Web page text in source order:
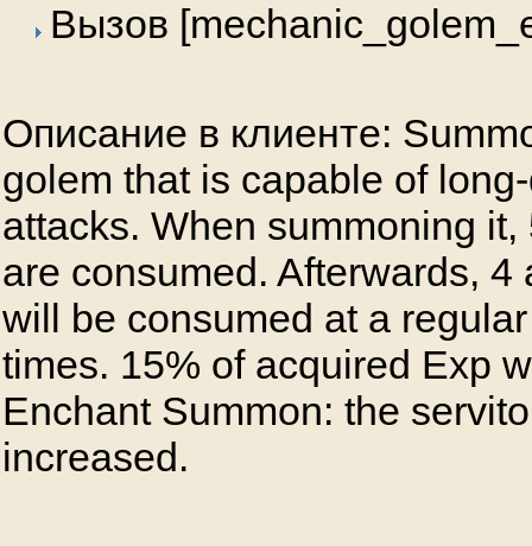
Вызов
Описание в клиенте:
golem that is capable of
attacks. When summoning
are consumed. Afterwards, 4
will be consumed at a
times. 15% of acquired Exp
Enchant Summon: the
increased.